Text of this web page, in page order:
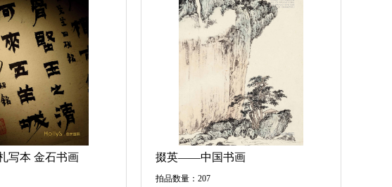
本 金石书画 掇英——中国书画
拍品数量：207